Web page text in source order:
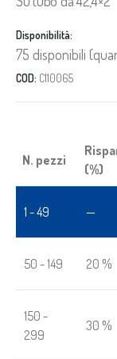
Disponibilità:
75 disponibili
COD: C110065
N. pezzi
(%)
1 - 49 —
50 - 149 20 %
150 -
299
30 %